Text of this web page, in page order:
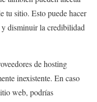
tu sitio. Esto puede hacer
y disminuir la credibilidad
de hosting
inexistente. En caso
web, podrías